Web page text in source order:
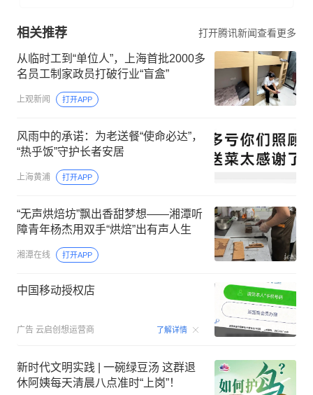
相关推荐 打开腾讯新闻查看更多
从临时工到“单位人”，上海首批2000多
名员工制家政员打破行业“盲盒”
上观新闻 打开APP
风雨中的承诺：为老送餐“使命必达”，
“热乎饭”守护长者安居
上海黄浦 打开APP
“无声烘焙坊”飘出香甜梦想——湘潭听
障青年杨杰用双手“烘焙”出有声人生
湘潭在线 打开APP
中国移动授权店
广告 云启创想运营商 了解详情 00:15
新时代文明实践 | 一碗绿豆汤 这群退
休阿姨每天清晨八点准时“上岗”！